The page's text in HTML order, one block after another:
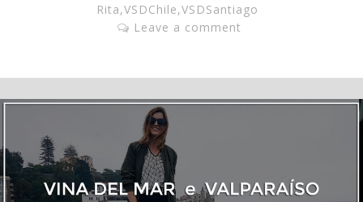
Rita,VSDChile,VSDSantiago
Leave a comment